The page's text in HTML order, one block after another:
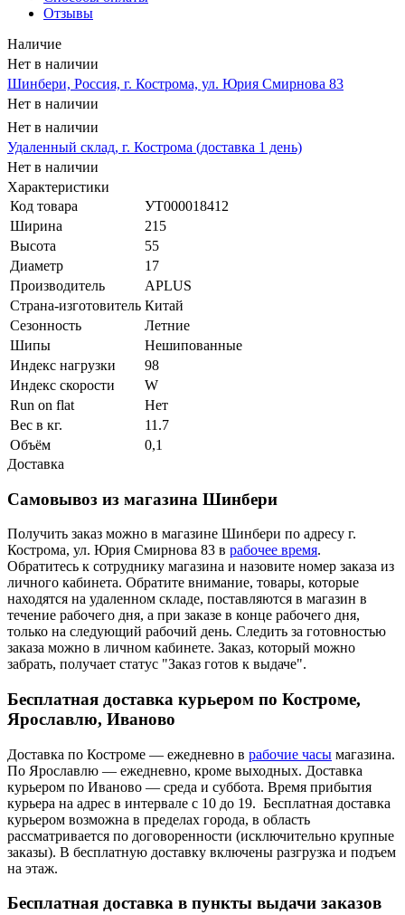
Отзывы
Наличие
Нет в наличии
Шинбери, Россия, г. Кострома, ул. Юрия Смирнова 83
Нет в наличии
Нет в наличии
Удаленный склад, г. Кострома (доставка 1 день)
Нет в наличии
Характеристики
Код товара
УТ000018412
Ширина
215
Высота
55
Диаметр
17
Производитель
APLUS
Страна-изготовитель Китай
Сезонность
Летние
Шипы
Нешипованные
Индекс нагрузки
98
Индекс скорости
W
Run on flat
Нет
Вес в кг.
11.7
Объём
0,1
Доставка
Самовывоз из магазина Шинбери
Получить заказ можно в магазине Шинбери по адресу г.
Кострома, ул. Юрия Смирнова 83 в рабочее время.
Обратитесь к сотруднику магазина и назовите номер заказа из
личного кабинета. Обратите внимание, товары, которые
находятся на удаленном складе, поставляются в магазин в
течение рабочего дня, а при заказе в конце рабочего дня,
только на следующий рабочий день. Следить за готовностью
заказа можно в личном кабинете. Заказ, который можно
забрать, получает статус "Заказ готов к выдаче".
Бесплатная доставка курьером по Костроме,
Ярославлю, Иваново
Доставка по Костроме — ежедневно в рабочие часы магазина.
По Ярославлю — ежедневно, кроме выходных. Доставка
курьером по Иваново — среда и суббота. Время прибытия
курьера на адрес в интервале с 10 до 19. Бесплатная доставка
курьером возможна в пределах города, в область
рассматривается по договоренности (исключительно крупные
заказы). В бесплатную доставку включены разгрузка и подъем
на этаж.
Бесплатная доставка в пункты выдачи заказов